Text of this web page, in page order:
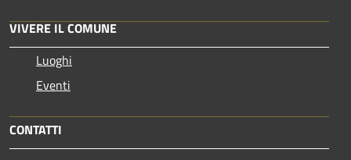
VIVERE IL COMUNE
Luoghi
Eventi
CONTATTI